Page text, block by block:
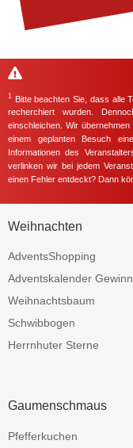
1
Bitte beachten Sie, dass alle
recherchiert wurden.
einschleichen. Wir
einem geplanten Besuch
Informationen des
verlinken wir bei jedem
einen Fehler entdeckt? Dann
Weihnachten
AdventsShopping
Adventskalender
Weihnachtsbaum
Schwibbogen
Herrnhuter Sterne
Gaumenschmaus
Pfefferkuchen